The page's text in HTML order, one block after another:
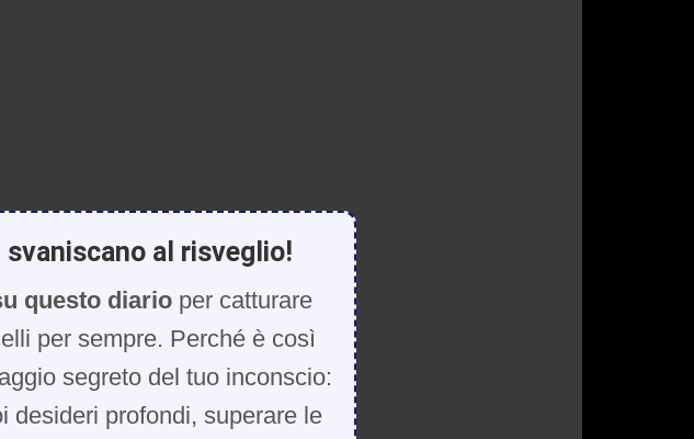
al risveglio!
questo diario per catturare
per sempre. Perché è così
segreto del tuo inconscio:
desideri profondi, superare le